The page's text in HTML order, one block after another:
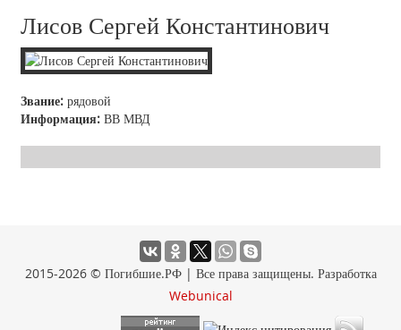
Лисов Сергей Константинович
Звание: рядовой
Информация: ВВ МВД
2015-2026 © Погибшие.РФ | Все права защищены. Разработка
Webunical